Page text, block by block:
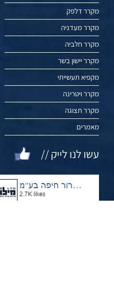
מקרר דלפק
מקרר מעדניה
מקרר חלביה
מקרר יישון בשר
מקפיא תעשייתי
מקרר ויטרינה
מקרר תצוגה
מאמרים
עשו לנו לייק //